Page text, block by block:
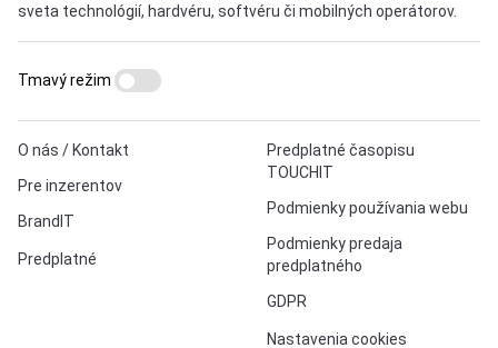
sveta technológií, hardvéru, softvéru či mobilných operátorov.
O nás / Kontakt
Pre inzerentov
BrandIT
Predplatné
Predplatné časopisu
TOUCHIT
Podmienky používania webu
Podmienky predaja
predplatného
GDPR
Nastavenia cookies
Tmavý režim